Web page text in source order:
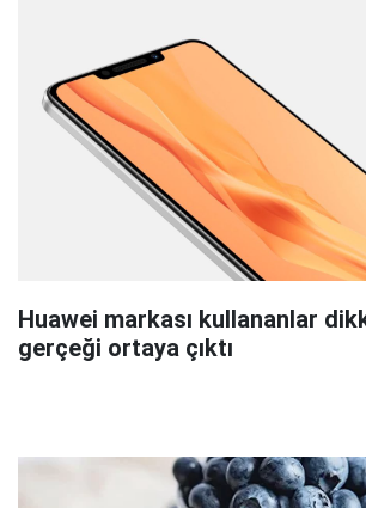
Huawei markası kullananlar
gerçeği ortaya çıktı